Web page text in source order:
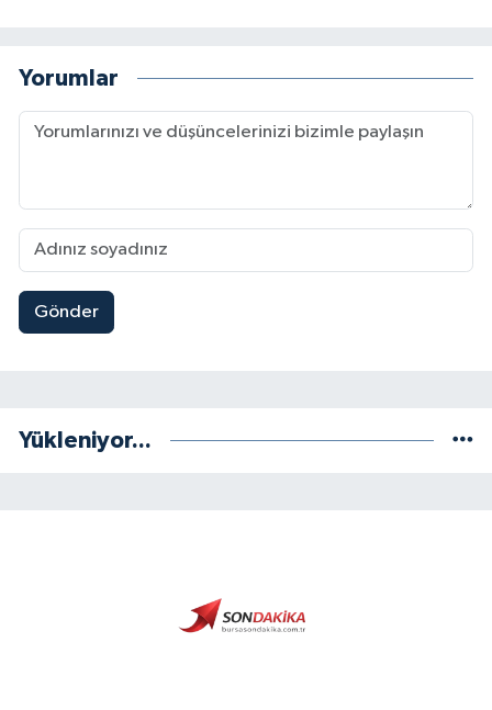
Yorumlar
Gönder
Yükleniyor...